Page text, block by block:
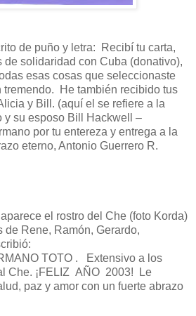
de puño y letra: Recibí tu carta,
de solidaridad con Cuba (donativo),
esas cosas que seleccionaste
tremendo. He también recibido tus
y Bill. (aquí el se refiere a la
y su esposo Bill Hackwell –
por tu entereza y entrega a la
eterno, Antonio Guerrero R.
el rostro del Che (foto Korda)
de Rene, Ramón, Gerardo,
TOTO . Extensivo a los
Che. ¡FELIZ AÑO 2003! Le
paz y amor con un fuerte abrazo